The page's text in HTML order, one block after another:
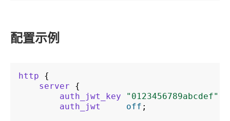
配置示例
http
{
server
{
auth_jwt_key
"0123456789abcdef"
auth_jwt
off ;